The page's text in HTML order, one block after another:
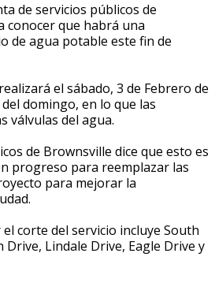
de servicios públicos de
conocer que habrá una
de agua potable este fin de
el sábado, 3 de Febrero de
del domingo, en lo que las
válvulas del agua.
de Brownsville dice que esto es
progreso para reemplazar las
para mejorar la
corte del servicio incluye South
Drive, Lindale Drive, Eagle Drive y